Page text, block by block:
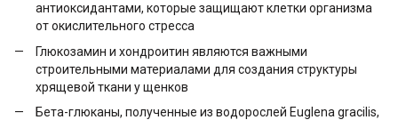
антиоксидантами, которые защищают клетки организма
от окислительного стресса
Глюкозамин и хондроитин являются важными
строительными материалами для создания структуры
хрящевой ткани у щенков
Бета-глюканы, полученные из водорослей Euglena gracilis,